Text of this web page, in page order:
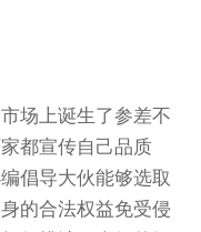
场上诞生了参差不
都宣传自己品质
倡导大伙能够选取
的合法权益免受侵